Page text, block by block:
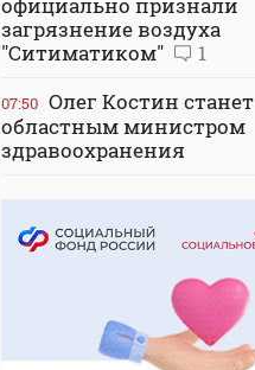
загрязнение воздуха
"Ситиматиком"
1
07:50 Олег Костин станет
областным министром
здравоохранения